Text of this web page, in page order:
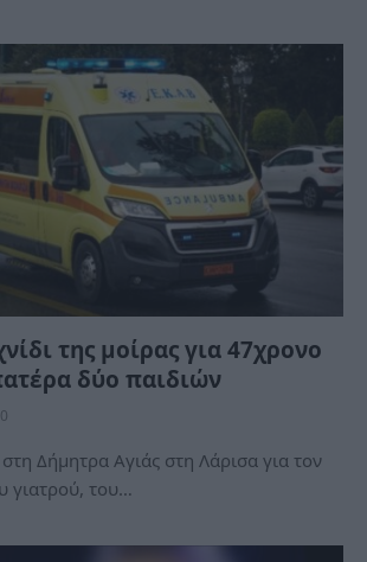
της μοίρας για 47χρονο
δύο παιδιών
Δήμητρα Αγιάς στη Λάρισα για τον
γιατρού, του…